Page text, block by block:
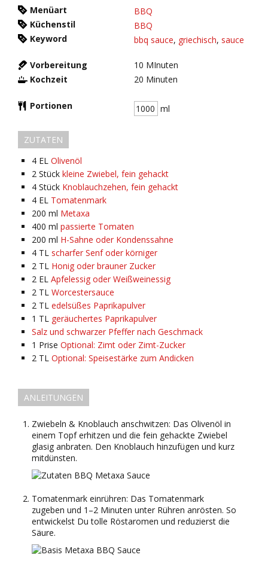
Menüart
BBQ
Küchenstil
BBQ
Keyword
bbq sauce, griechisch, sauce
Vorbereitung 10 MInuten
Kochzeit
20 Minuten
Portionen ml
ZUTATEN
4 EL Olivenöl
2 Stück kleine Zwiebel, fein gehackt
4 Stück Knoblauchzehen, fein gehackt
4 EL Tomatenmark
200 ml Metaxa
400 ml passierte Tomaten
200 ml H-Sahne oder Kondenssahne
4 TL scharfer Senf oder körniger
2 TL Honig oder brauner Zucker
2 EL Apfelessig oder Weißweinessig
2 TL Worcestersauce
2 TL edelsüßes Paprikapulver
1 TL geräuchertes Paprikapulver
Salz und schwarzer Pfeffer nach Geschmack
1 Prise Optional: Zimt oder Zimt-Zucker
2 TL Optional: Speisestärke zum Andicken
ANLEITUNGEN
Zwiebeln & Knoblauch anschwitzen: Das Olivenöl in
einem Topf erhitzen und die fein gehackte Zwiebel
glasig anbraten. Den Knoblauch hinzufügen und kurz
mitdünsten.
Tomatenmark einrühren: Das Tomatenmark
zugeben und 1–2 Minuten unter Rühren anrösten. So
entwickelst Du tolle Röstaromen und reduzierst die
Säure.